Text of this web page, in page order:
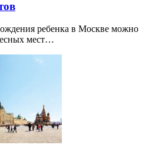
ребенка в Москве можно
мест…